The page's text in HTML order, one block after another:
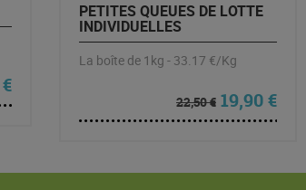
initial était : 22,50 €.
€Le prix actuel est : 21,00 €.
PETITES QUEUES DE LOTTE
INDIVIDUELLES
La boîte de 1kg - 33.17 €/Kg
22,50€ Le prix
19,90€Le